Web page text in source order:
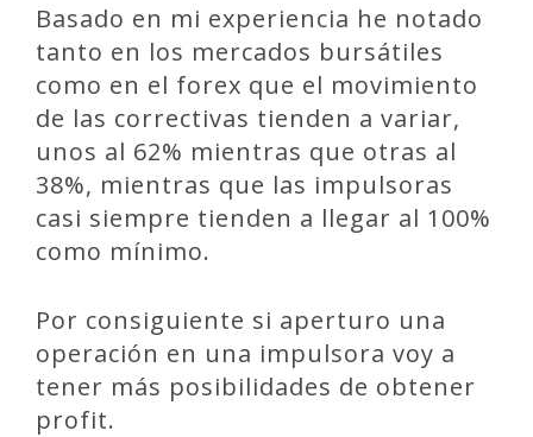
Basado en mi experiencia he notado
tanto en los mercados bursátiles
como en el forex que el movimiento
de las correctivas tienden a variar,
unos al 62% mientras que otras al
38%, mientras que las impulsoras
casi siempre tienden a llegar al 100%
como mínimo.
Por consiguiente si aperturo una
operación en una impulsora voy a
tener más posibilidades de obtener
profit.